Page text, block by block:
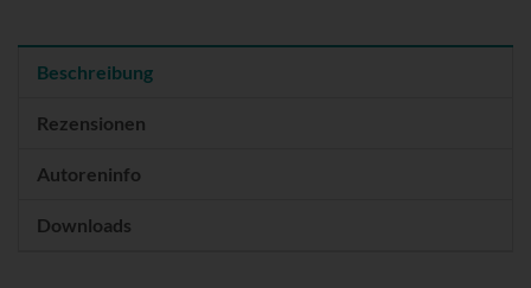
Beschreibung
Rezensionen
Autoreninfo
Downloads